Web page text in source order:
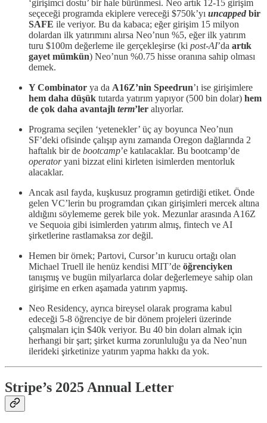
‘girişimci dostu’ bir hale bürünmesi. Neo artık 12-15 girişim
seçeceği programda ekiplere vereceği $750k’yı uncapped bir
SAFE ile veriyor. Bu da kabaca; eğer girişim 15 milyon
dolardan ilk yatırımını alırsa Neo’nun %5, eğer ilk yatırım
turu $100m değerleme ile gerçekleşirse (ki post-AI’da artık
gayet mümkün) Neo’nun %0.75 hisse oranına sahip olması
demek.
Y Combinator ya da A16Z’nin Speedrun’ı ise girişimlere
hem daha düşük tutarda yatırım yapıyor (500 bin dolar) hem
de çok daha avantajlı term’ler alıyorlar.
Programa seçilen ‘yetenekler’ üç ay boyunca Neo’nun
SF’deki ofisinde çalışıp aynı zamanda Oregon dağlarında 2
haftalık bir de bootcamp’e katılacaklar. Bu bootcamp’de
operatoryani bizzat elini kirleten isimlerden mentorluk
alacaklar.
Ancak asıl fayda, kuşkusuz programın getirdiği etiket. Önde
gelen VC’lerin bu programdan çıkan girişimleri mercek altına
aldığını söylememe gerek bile yok. Mezunlar arasında A16Z
ve Sequoia gibi isimlerden yatırım almış, fintech ve AI
şirketlerine rastlamaksa zor değil.
Hemen bir örnek; Partovi, Cursor’ın kurucu ortağı olan
Michael Truell ile henüz kendisi MIT’de öğrenciyken
tanışmış ve bugün milyarlarca dolar değerlemeye sahip olan
girişime en erken aşamada yatırım yapmış.
Neo Residency, ayrıca bireysel olarak programa kabul
edeceği 5-8 öğrenciye de bir dönem projeleri üzerinde
çalışmaları için $40k veriyor. Bu 40 bin doları almak için
herhangi bir şart; şirket kurma zorunluluğu ya da Neo’nun
ilerideki şirketinize yatırım yapma hakkı da yok.
Stripe’s 2025 Annual Letter